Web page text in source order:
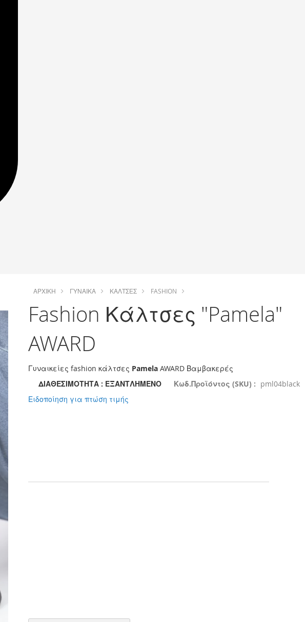
ΑΡΧΙΚΉ ΓΥΝΑΊΚΑ ΚΆΛΤΣΕΣ FASHION
Fashion Κάλτσες "Pamela"
AWARD
Γυναικείες fashion κάλτσες Pamela AWARD Βαμβακερές
ΔΙΑΘΕΣΙΜΌΤΗΤΑ : ΕΞΑΝΤΛΗΜΈΝΟ Κωδ.Προϊόντος (SKU) : pml04black
Ειδοποίηση για πτώση τιμής